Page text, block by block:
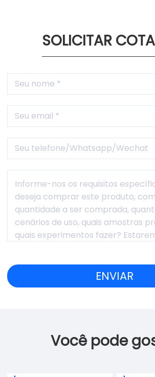
SOLICITAR
Você pode